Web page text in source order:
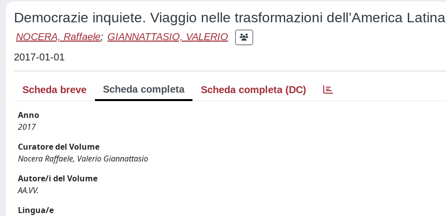
Democrazie inquiete. Viaggio nelle trasformazioni dell’America Latina
NOCERA, Raffaele; GIANNATTASIO, VALERIO
2017-01-01
Scheda breve Scheda completa Scheda completa (DC)
Anno
2017
Curatore del Volume
Nocera Raffaele, Valerio Giannattasio
Autore/i del Volume
AA.VV.
Lingua/e